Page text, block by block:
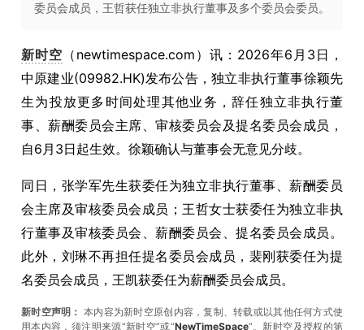
委员会成员，王哲获任独立非执行董事及多个委员会委员。
新时空 （newtimespace.com）讯：2026年6月3日，
中原建业(09982.HK)发布公告，独立非执行董事徐颖先
生为投放更多时间处理其他业务，辞任独立非执行董
事、薪酬委员会主席、审核委员会及提名委员会成员，
自6月3日起生效。徐颖确认与董事会无意见分歧。
同日，张学军先生获委任为独立非执行董事、薪酬委员
会主席及审核委员会成员；王哲女士获委任为独立非执
行董事及审核委员会、薪酬委员会、提名委员会成员。
此外，刘琳不再担任提名委员会成员，裴刚获委任为提
名委员会成员，王凯获委任为薪酬委员会成员。
新时空声明： 本内容为新时空原创内容，复制、转载或以其他任何方式使
用本内容，须注明来源“新时空”或“NewTimeSpace”。新时空及授权的第